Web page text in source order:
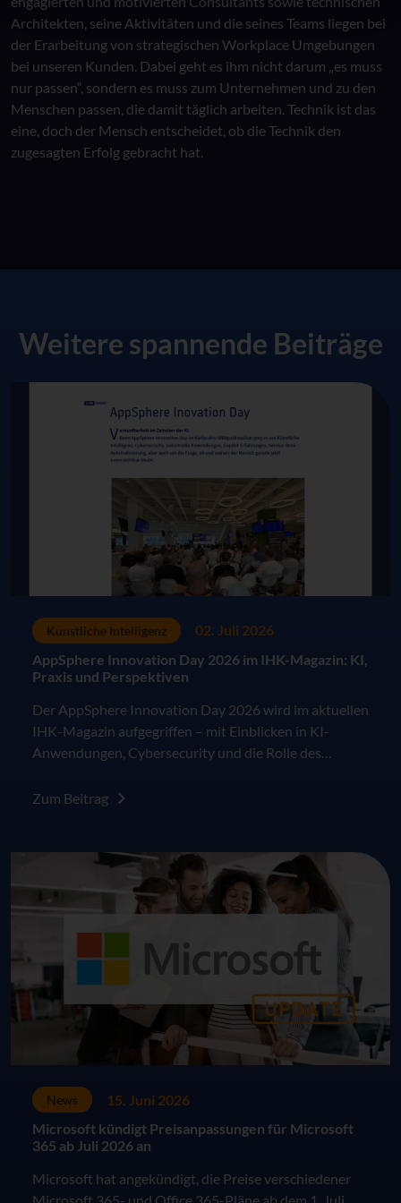
Architekten, seine Aktivitäten und die seines Teams liegen bei
der Erarbeitung von strategischen Workplace Umgebungen
bei unseren Kunden. Dabei geht es ihm nicht darum „es muss
nur passen“, sondern es muss zum Unternehmen und zu den
Menschen passen, die damit täglich arbeiten. Technik ist das
eine, doch der Mensch entscheidet, ob die Technik den
zugesagten Erfolg gebracht hat.
Weitere spannende Beiträge
Künstliche Intelligenz
02. Juli 2026
AppSphere Innovation Day 2026 im IHK-Magazin: KI,
Praxis und Perspektiven
Der AppSphere Innovation Day 2026 wird im aktuellen
IHK-Magazin aufgegriffen – mit Einblicken in KI-
Anwendungen, Cybersecurity und die Rolle des
Zum Beitrag
News
15. Juni 2026
Microsoft kündigt Preisanpassungen für Microsoft
365 ab Juli 2026 an
Microsoft hat angekündigt, die Preise verschiedener